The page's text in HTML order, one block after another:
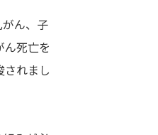
ん、子
死亡を
れまし